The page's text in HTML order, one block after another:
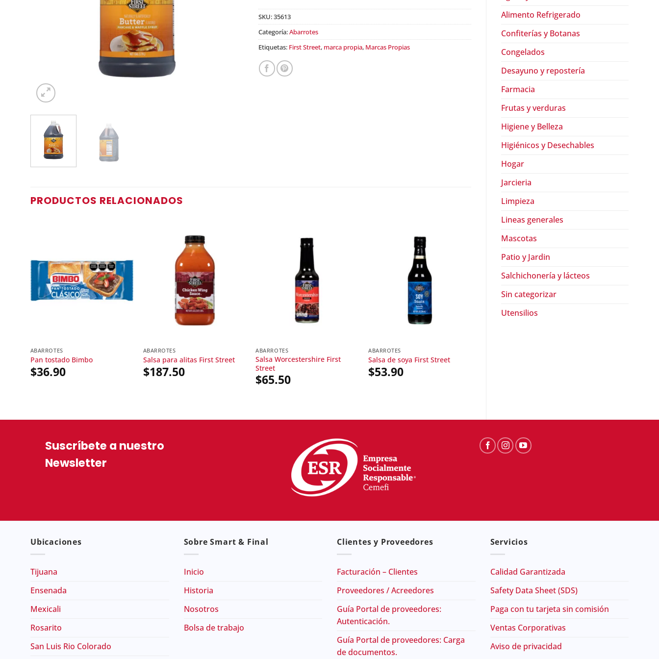
Alimento Refrigerado
Confiterías y Botanas
Congelados
Desayuno y repostería
Farmacia
Frutas y verduras
Higiene y Belleza
Higiénicos y Desechables
Hogar
Jarcieria
Limpieza
Lineas generales
Mascotas
Patio y Jardin
Salchichonería y lácteos
Sin categorizar
Utensilios
SKU:35613
Categoría:Abarrotes
Etiquetas: First Street, marca propia, Marcas Propias
PRODUCTOS RELACIONADOS
ABARROTES
Pan tostado Bimbo
$36.90
ABARROTES
Salsa para alitas First Street
$187.50
ABARROTES
Salsa Worcestershire First
Street
$65.50
ABARROTES
Salsa de soya First Street
$53.90
Suscríbete a nuestro
Newsletter
Ubicaciones
Tijuana
Ensenada
Mexicali
Rosarito
San Luis Rio Colorado
Sobre Smart & Final
Inicio
Historia
Nosotros
Bolsa de trabajo
Clientes y Proveedores
Facturación – Clientes
Proveedores / Acreedores
Guía Portal de proveedores:
Autenticación.
Guía Portal de proveedores: Carga
de documentos.
Servicios
Calidad Garantizada
Safety Data Sheet (SDS)
Paga con tu tarjeta sin comisión
Ventas Corporativas
Aviso de privacidad